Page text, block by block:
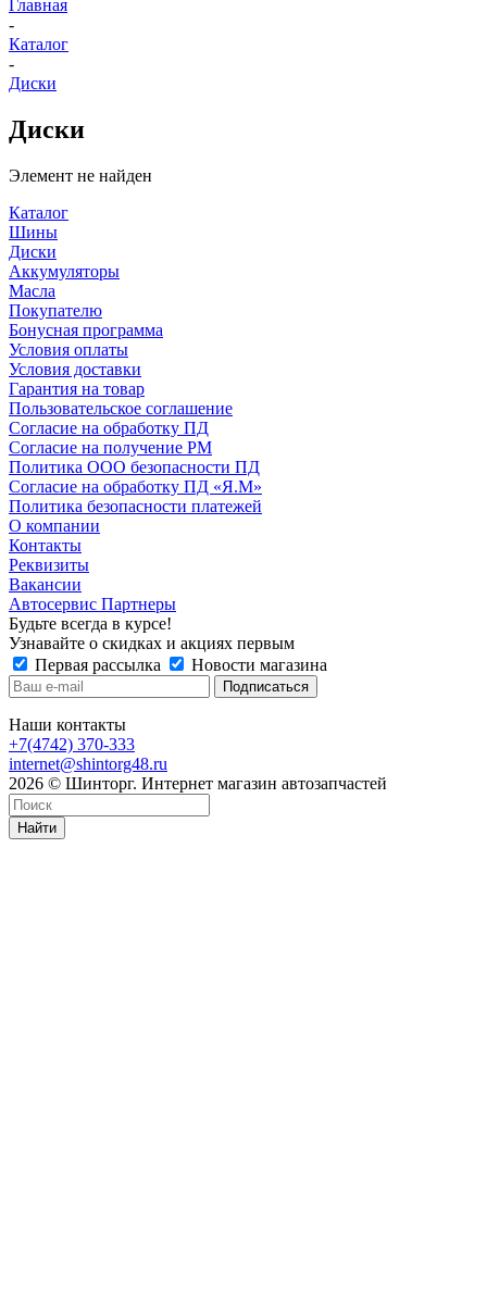
Главная
-
Каталог
-
Диски
Диски
Элемент не найден
Каталог
Шины
Диски
Аккумуляторы
Масла
Покупателю
Бонусная программа
Условия оплаты
Условия доставки
Гарантия на товар
Пользовательское соглашение
Согласие на обработку ПД
Согласие на получение РМ
Политика ООО безопасности ПД
Согласие на обработку ПД «Я.М»
Политика безопасности платежей
О компании
Контакты
Реквизиты
Вакансии
Автосервис Партнеры
Будьте всегда в курсе!
Узнавайте о скидках и акциях первым
Первая рассылка
Новости магазина
Наши контакты
+7(4742) 370-333
internet@shintorg48.ru
2026 © Шинторг. Интернет магазин автозапчастей
Найти